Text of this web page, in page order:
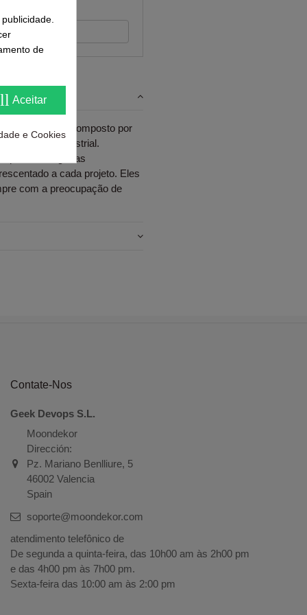
O estudo é composto por
em Design Industrial.
para abranger as
a cada projeto. Eles
com a preocupação de
Contate-Nos
Geek Devops S.L.
Moondekor
Dirección:
Pz. Mariano Benlliure, 5
46002 Valencia
Spain
soporte@moondekor.com
atendimento telefônico de
De segunda a quinta-feira, das 10h00 am às 2h00 pm
e das 4h00 pm às 7h00 pm.
Sexta-feira das 10:00 am às 2:00 pm
de
Aceitar
e Cookies